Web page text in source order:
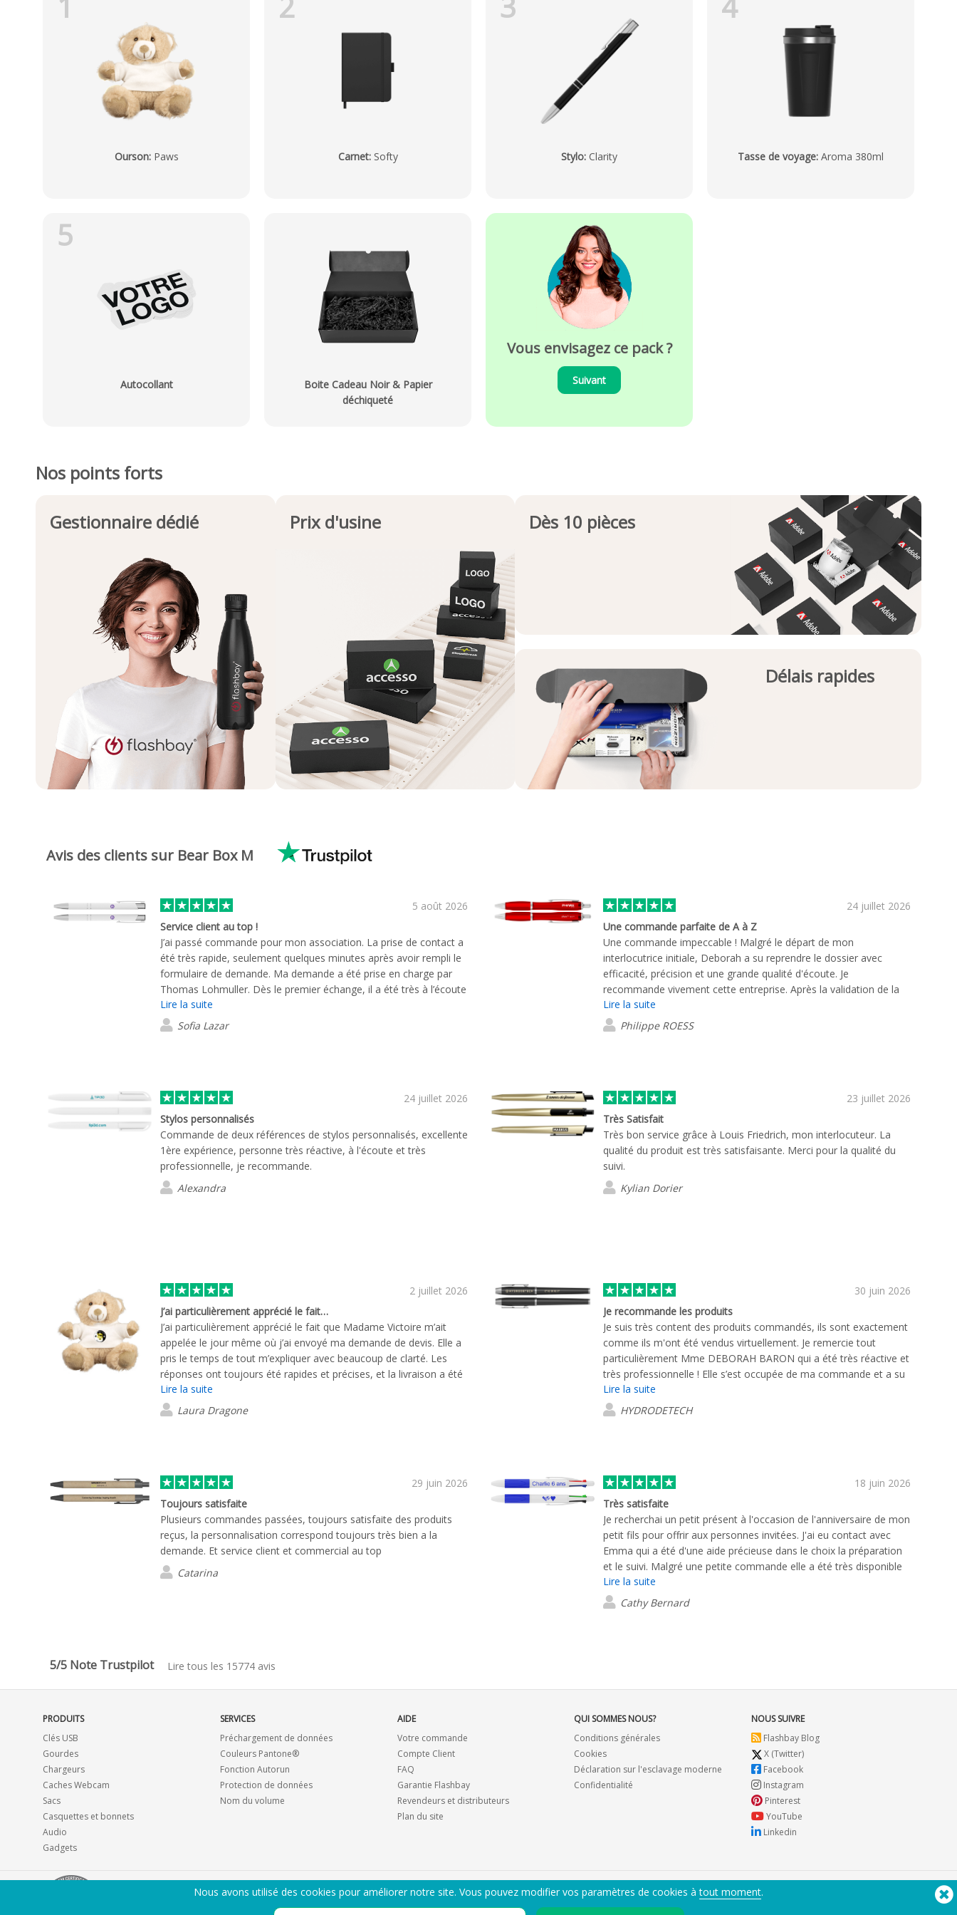
Ourson: Paws Carnet: Softy Stylo: Clarity Tasse de voyage: Aroma 380ml
5
Autocollant
Boite Cadeau Noir & Papier
déchiqueté
Vous envisagez ce pack ?
Suivant
Nos points forts
Gestionnaire dédié Prix d'usine Dès 10 pièces
Délais rapides
Avis des clients sur Bear Box M
5 août 2026
Service client au top !
J’ai passé commande pour mon association. La prise de contact a
été très rapide, seulement quelques minutes après avoir rempli le
formulaire de demande. Ma demande a été prise en charge par
Thomas Lohmuller. Dès le premier échange, il a été très à l’écoute
de mes besoins et a toujours répondu à mes e-mails dans les plus
brefs délais. Je suis très satisfaite de la qualité du service client.
Lire la suite
Sofia Lazar
24 juillet 2026
Une commande parfaite de A à Z
Une commande impeccable ! Malgré le départ de mon
interlocutrice initiale, Deborah a su reprendre le dossier avec
efficacité, précision et une grande qualité d'écoute. Je
recommande vivement cette entreprise. Après la validation de la
commande, la livraison est arrivée sous cinq jours. Le colis était
propre, soigné et parfaitement intact à sa réception. Bravo à toute
l'équipe pour son professionnalisme !
Lire la suite
Philippe ROESS
24 juillet 2026
Stylos personnalisés
Commande de deux références de stylos personnalisés, excellente
1ère expérience, personne très réactive, à l'écoute et très
professionnelle, je recommande.
Alexandra
23 juillet 2026
Très Satisfait
Très bon service grâce à Louis Friedrich, mon interlocuteur. La
qualité du produit est très satisfaisante. Merci pour la qualité du
suivi.
Kylian Dorier
2 juillet 2026
J’ai particulièrement apprécié le fait…
J’ai particulièrement apprécié le fait que Madame Victoire m’ait
appelée le jour même où j’ai envoyé ma demande de devis. Elle a
pris le temps de tout m’expliquer avec beaucoup de clarté. Les
réponses ont toujours été rapides et précises, et la livraison a été
effectuée dans les délais prévus. Je suis entièrement satisfaite de
mon expérience.
Lire la suite
Laura Dragone
30 juin 2026
Je recommande les produits
Je suis très content des produits commandés, ils sont exactement
comme ils m'ont été vendus virtuellement. Je remercie tout
particulièrement Mme DEBORAH BARON qui a été très réactive et
très professionnelle ! Elle s’est occupée de ma commande et a su
répondre aux besoins de mon entreprise . Merci à elle. Je
recommande vivement cette entreprise.
Lire la suite
HYDRODETECH
29 juin 2026
Toujours satisfaite
Plusieurs commandes passées, toujours satisfaite des produits
reçus, la personnalisation correspond toujours très bien a la
demande. Et service client et commercial au top
Catarina
18 juin 2026
Très satisfaite
Je recherchai un petit présent à l'occasion de l'anniversaire de mon
petit fils pour offrir aux personnes invitées. J'ai eu contact avec
Emma qui a été d'une aide précieuse dans le choix la préparation
et le suivi. Malgré une petite commande elle a été très disponible
et agréable et finalité le produit choisi est top et correspond à
mon budget.
Lire la suite
Cathy Bernard
5/5 Note Trustpilot Lire tous les 15774 avis
PRODUITS
Clés USB
Gourdes
Chargeurs
Caches Webcam
Sacs
Casquettes et bonnets
Audio
Gadgets
SERVICES
Préchargement de données
Couleurs Pantone®
Fonction Autorun
Protection de données
Nom du volume
AIDE
Votre commande
Compte Client
FAQ
Garantie Flashbay
Revendeurs et distributeurs
Plan du site
QUI SOMMES NOUS?
Conditions générales
Cookies
Déclaration sur l'esclavage moderne
Confidentialité
NOUS SUIVRE
Flashbay Blog
X (Twitter)
Facebook
Instagram
Pinterest
YouTube
Linkedin
ENVOYEZ-MOI LE CATALOGUE PDF
Besoin d'aide? Tel :
Nous avons utilisé des cookies pour améliorer notre site. Vous pouvez modifier vos paramètres de cookies àtout moment.